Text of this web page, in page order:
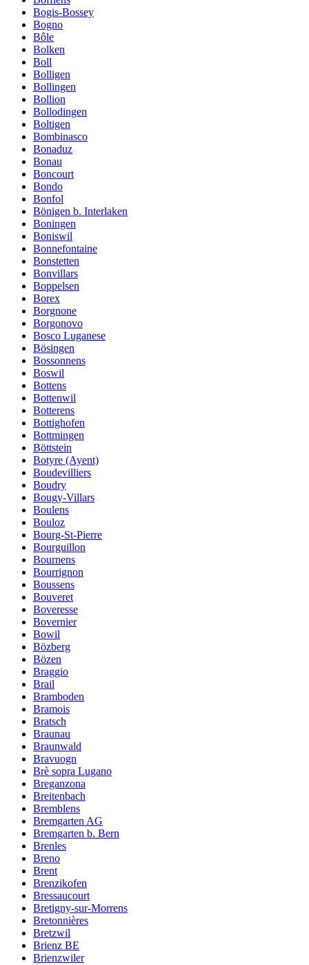
Bogis-Bossey
Bogno
Bôle
Bolken
Boll
Bolligen
Bollingen
Bollion
Bollodingen
Boltigen
Bombinasco
Bonaduz
Bonau
Boncourt
Bondo
Bonfol
Bönigen b. Interlaken
Boningen
Boniswil
Bonnefontaine
Bonstetten
Bonvillars
Boppelsen
Borex
Borgnone
Borgonovo
Bosco Luganese
Bösingen
Bossonnens
Boswil
Bottens
Bottenwil
Botterens
Bottighofen
Bottmingen
Böttstein
Botyre (Ayent)
Boudevilliers
Boudry
Bougy-Villars
Boulens
Bouloz
Bourg-St-Pierre
Bourguillon
Bournens
Bourrignon
Boussens
Bouveret
Boveresse
Bovernier
Bowil
Bözberg
Bözen
Braggio
Brail
Bramboden
Bramois
Bratsch
Braunau
Braunwald
Bravuogn
Brè sopra Lugano
Breganzona
Breitenbach
Bremblens
Bremgarten AG
Bremgarten b. Bern
Brenles
Breno
Brent
Brenzikofen
Bressaucourt
Bretigny-sur-Morrens
Bretonnières
Bretzwil
Brienz BE
Brienzwiler